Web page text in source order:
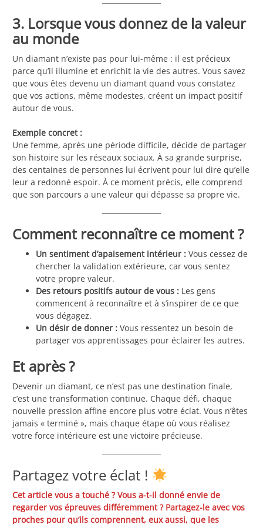
3. Lorsque vous donnez de la valeur
au monde
Un diamant n’existe pas pour lui-même : il est précieux
parce qu’il illumine et enrichit la vie des autres. Vous savez
que vous êtes devenu un diamant quand vous constatez
que vos actions, même modestes, créent un impact positif
autour de vous.
Exemple concret :
Une femme, après une période difficile, décide de partager
son histoire sur les réseaux sociaux. À sa grande surprise,
des centaines de personnes lui écrivent pour lui dire qu’elle
leur a redonné espoir. À ce moment précis, elle comprend
que son parcours a une valeur qui dépasse sa propre vie.
Comment reconnaître ce moment ?
Un sentiment d’apaisement intérieur : Vous cessez de
chercher la validation extérieure, car vous sentez
votre propre valeur.
Des retours positifs autour de vous : Les gens
commencent à reconnaître et à s’inspirer de ce que
vous dégagez.
Un désir de donner : Vous ressentez un besoin de
partager vos apprentissages pour éclairer les autres.
Et après ?
Devenir un diamant, ce n’est pas une destination finale,
c’est une transformation continue. Chaque défi, chaque
nouvelle pression affine encore plus votre éclat. Vous n’êtes
jamais « terminé », mais chaque étape où vous réalisez
votre force intérieure est une victoire précieuse.
Partagez votre éclat !
Cet article vous a touché ? Vous a-t-il donné envie de
regarder vos épreuves différemment ? Partagez-le avec vos
proches pour qu’ils comprennent, eux aussi, que les